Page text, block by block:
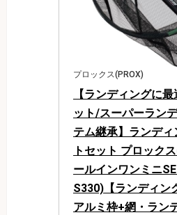
プロックス(PROX)
【ランディングに
ット/スーパーラン
テム継承】ランディ
トセット プロック
ールインワンミニ
S330)【ランディン
アルミ枠+網・ラン